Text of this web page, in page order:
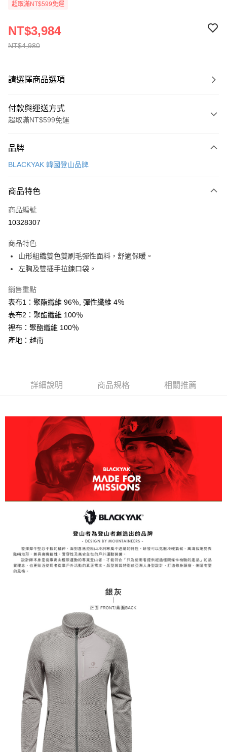
超取滿NT$599免運
NT$4,980
NT$3,984
請選擇商品選項
付款與運送方式
超取滿NT$599免運
信用卡一次付款
LINE Pay
Apple Pay
悠遊付
Google Pay
全盈+PAY
AFTEE先享後付
相關說明
【關於「AFTEE先享後付」】
AFTEE先享後付是「在收到商品之後才付款」的支付方式。 讓您購物簡單
２．訂單成立數日內，您將收到繳費通知簡訊。
３．收到繳費通知簡訊後14天內，點擊此簡訊中的連結，可透過四大超商／
ATM／網路銀行／等多元方式進行付款，方視為交易完成。
※ 請注意：結帳手續完成當下不需立刻繳費，但若您需要取消訂單，請聯絡
購買商品的店家。未經商家同意取消之訂單仍視為有效，需透過AFTEE先享
後付繳納相關費用。
※ 交易是否成功請以「AFTEE先享後付 」之結帳頁面顯示為準，若有關於
是否繳費成功／繳費後需取消欲退款等相關疑問，請聯繫「AFTEE先享後付
客戶支援中心」https://netprotections.freshdesk.com/support/home
１．透過由恩沛科技股份有限公司提供之「AFTEE先享後付」服務完成之交
易，需依本服務之必要範圍內提供個人資料，並將交易相關給付款項請求債
權轉讓予恩沛科技股份有限公司。
２．關於個人資料處理事宜，請瀏覽以下網址：
https://aftee.tw/terms/#terms3
３．未成年的使用者請事先徵得法定代理人或監護人之同意方可使用
「AFTEE先享後付」，若未經同意申辦者引起之損失，本公司不負相關責
４．使用「AFTEE先享後付」時，將依據個別帳號之用戶狀況，依本公司即
時審查核予不同之上限額度；若仍有額度不足之情形，本公司將視審查結果
請求用戶進行身份認證。
５．嚴禁一人註冊多個帳號或使用他人資訊註冊。若發現惡意使用之情形，
恩沛科技股份有限公司將有權停止該用戶之使用額度並採取法律行動。
ATM付款
每筆NT$60，滿NT$599(含以上)免運費
每筆NT$60，滿NT$599(含以上)免運費
萊爾富取貨付款
每筆NT$60，滿NT$799(含以上)免運費
付款後萊爾富取貨
每筆NT$60，滿NT$799(含以上)免運費
每筆NT$60，滿NT$799(含以上)免運費
每筆NT$60，滿NT$799(含以上)免運費
宅配
品牌
BLACKYAK 韓國登山品牌
商品特色
商品編號
10328307
商品特色
山形組織雙色雙刷毛彈性面料，舒適保暖。
左胸及雙插手拉鍊口袋。
銷售重點
表布1：聚酯纖維 96％, 彈性纖維 4％
表布2：聚酯纖維 100％
裡布：聚酯纖維 100％
產地：越南
詳細說明 商品規格 相關推薦